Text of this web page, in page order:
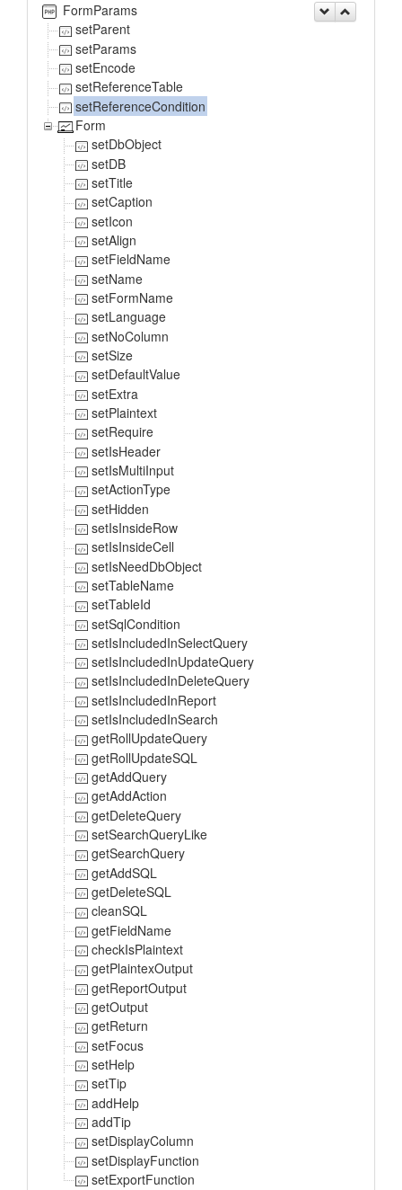
FormParams
setParent
setParams
setEncode
setReferenceTable
setReferenceCondition
Form
setDbObject
setDB
setTitle
setCaption
setIcon
setAlign
setFieldName
setName
setFormName
setLanguage
setNoColumn
setSize
setDefaultValue
setExtra
setPlaintext
setRequire
setIsHeader
setIsMultiInput
setActionType
setHidden
setIsInsideRow
setIsInsideCell
setIsNeedDbObject
setTableName
setTableId
setSqlCondition
setIsIncludedInSelectQuery
setIsIncludedInUpdateQuery
setIsIncludedInDeleteQuery
setIsIncludedInReport
setIsIncludedInSearch
getRollUpdateQuery
getRollUpdateSQL
getAddQuery
getAddAction
getDeleteQuery
setSearchQueryLike
getSearchQuery
getAddSQL
getDeleteSQL
cleanSQL
getFieldName
checkIsPlaintext
getPlaintexOutput
getReportOutput
getOutput
getReturn
setFocus
setHelp
setTip
addHelp
addTip
setDisplayColumn
setDisplayFunction
setExportFunction